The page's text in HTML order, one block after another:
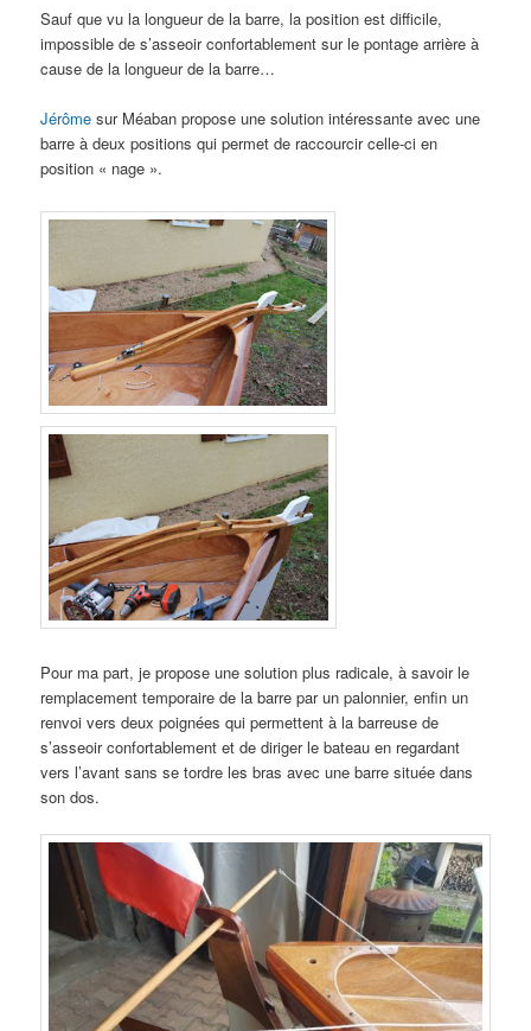
Sauf que vu la longueur de la barre, la position est difficile,
impossible de s’asseoir confortablement sur le pontage arrière à
cause de la longueur de la barre…
Jérômesur Méaban propose une solution intéressante avec une
barre à deux positions qui permet de raccourcir celle-ci en
position « nage ».
Pour ma part, je propose une solution plus radicale, à savoir le
remplacement temporaire de la barre par un palonnier, enfin un
renvoi vers deux poignées qui permettent à la barreuse de
s’asseoir confortablement et de diriger le bateau en regardant
vers l’avant sans se tordre les bras avec une barre située dans
son dos.